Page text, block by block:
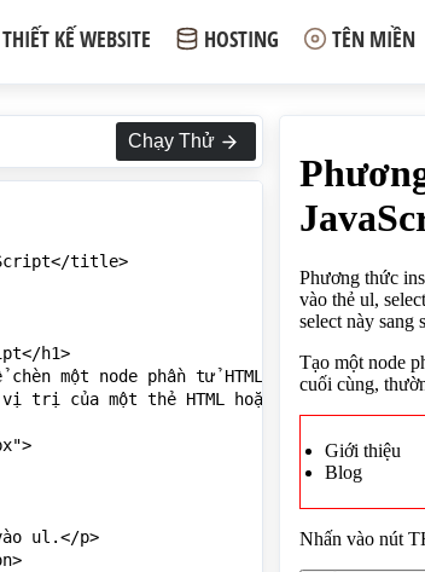
THIẾT KẾ WEBSITE HOSTING TÊN MIỀN
Chạy Thử
title>
h1>
chèn một node phần tử HTML như li,
vị trị của một thẻ HTML hoặc để ở vị
ul.</p>